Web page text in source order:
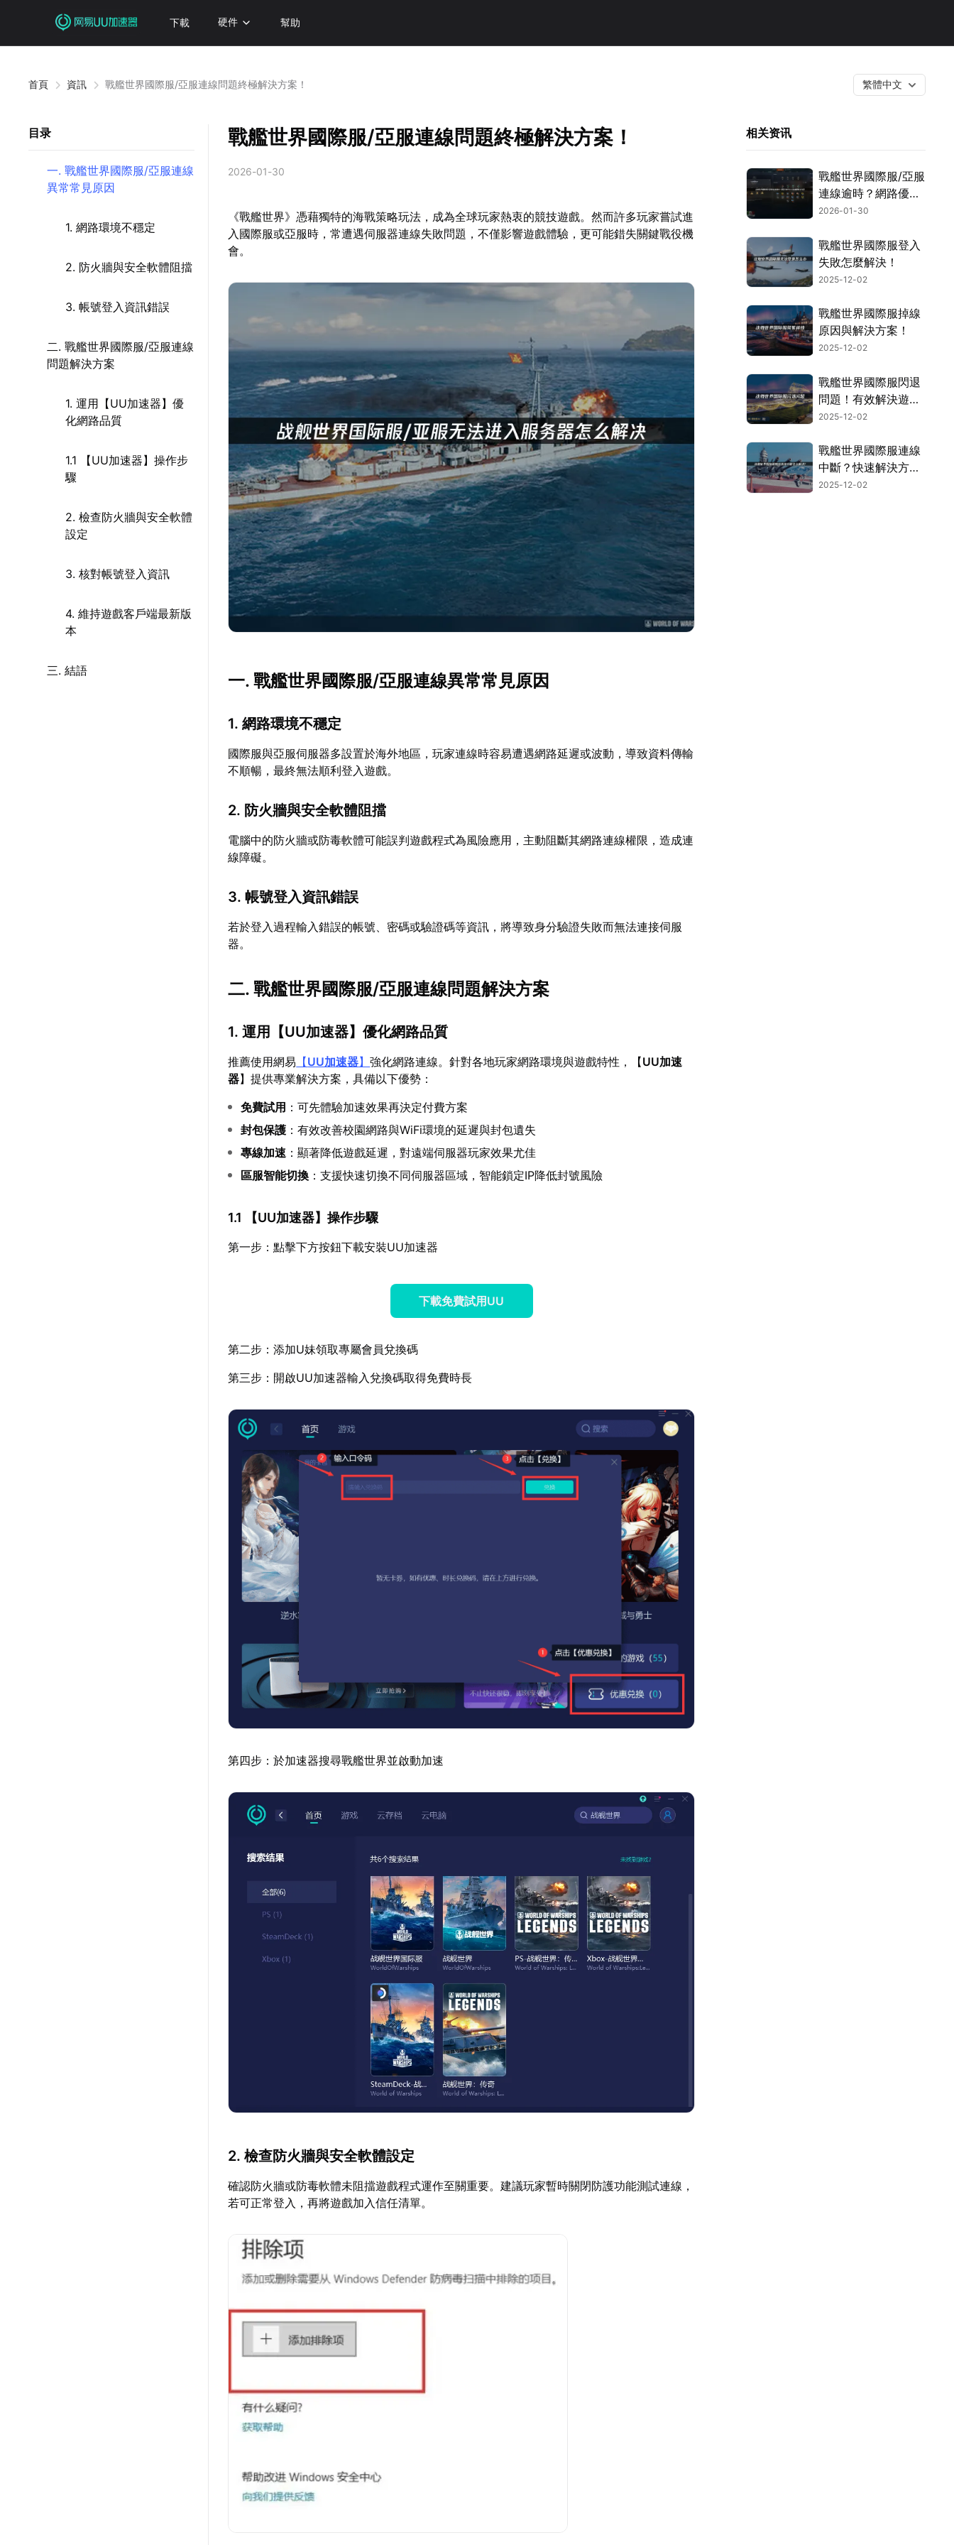
下載 硬件 幫助
首頁 資訊 戰艦世界國際服/亞服連線問題終極解決方案！ 繁體中文
目录
一. 戰艦世界國際服/亞服連線
異常常見原因
1. 網路環境不穩定
2. 防火牆與安全軟體阻擋
3. 帳號登入資訊錯誤
二. 戰艦世界國際服/亞服連線
問題解決方案
1. 運用【UU加速器】優
化網路品質
1.1 【UU加速器】操作步
驟
2. 檢查防火牆與安全軟體
設定
3. 核對帳號登入資訊
4. 維持遊戲客戶端最新版
本
三. 結語
戰艦世界國際服/亞服連線問題終極解決方案！
2026-01-30
《戰艦世界》憑藉獨特的海戰策略玩法，成為全球玩家熱衷的競技遊戲。然而許多玩家嘗試進
入國際服或亞服時，常遭遇伺服器連線失敗問題，不僅影響遊戲體驗，更可能錯失關鍵戰役機
會。
一. 戰艦世界國際服/亞服連線異常常見原因
1. 網路環境不穩定
國際服與亞服伺服器多設置於海外地區，玩家連線時容易遭遇網路延遲或波動，導致資料傳輸
不順暢，最終無法順利登入遊戲。
2. 防火牆與安全軟體阻擋
電腦中的防火牆或防毒軟體可能誤判遊戲程式為風險應用，主動阻斷其網路連線權限，造成連
線障礙。
3. 帳號登入資訊錯誤
若於登入過程輸入錯誤的帳號、密碼或驗證碼等資訊，將導致身分驗證失敗而無法連接伺服
器。
二. 戰艦世界國際服/亞服連線問題解決方案
1. 運用【UU加速器】優化網路品質
推薦使用網易 【UU加速器】強化網路連線。針對各地玩家網路環境與遊戲特性，【UU加速
器】提供專業解決方案，具備以下優勢：
免費試用 ：可先體驗加速效果再決定付費方案
封包保護 ：有效改善校園網路與WiFi環境的延遲與封包遺失
專線加速 ：顯著降低遊戲延遲，對遠端伺服器玩家效果尤佳
區服智能切換 ：支援快速切換不同伺服器區域，智能鎖定IP降低封號風險
1.1 【UU加速器】操作步驟
第一步：點擊下方按鈕下載安裝UU加速器
下載免費試用UU
第二步：添加U妹領取專屬會員兌換碼
第三步：開啟UU加速器輸入兌換碼取得免費時長
第四步：於加速器搜尋戰艦世界並啟動加速
2. 檢查防火牆與安全軟體設定
確認防火牆或防毒軟體未阻擋遊戲程式運作至關重要。建議玩家暫時關閉防護功能測試連線，
若可正常登入，再將遊戲加入信任清單。
相关资讯
戰艦世界國際服/亞服
連線逾時？網路優化
攻略與UU加速器實
2026-01-30
戰艦世界國際服登入
失敗怎麼解決！
2025-12-02
戰艦世界國際服掉線
原因與解決方案！
2025-12-02
戰艦世界國際服閃退
問題！有效解決遊戲
閃退困擾的實用方
2025-12-02
戰艦世界國際服連線
中斷？快速解決方案
大公開！
2025-12-02